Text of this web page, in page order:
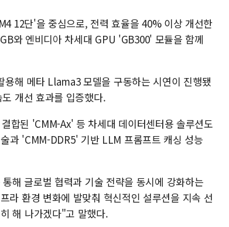
12단'을 중심으로, 전력 효율을 40% 이상 개선한
와 엔비디아 차세대 GPU 'GB300' 모듈을 함께
해 메타 Llama3 모델을 구동하는 시연이 진행됐
개선 효과를 입증했다.
합된 'CMM-Ax' 등 차세대 데이터센터용 솔루션도
과 'CMM-DDR5' 기반 LLM 프롬프트 캐싱 성능
해 글로벌 협력과 기술 전략을 동시에 강화하는
라 환경 변화에 발맞춰 혁신적인 설루션을 지속 선
해 나가겠다"고 말했다.